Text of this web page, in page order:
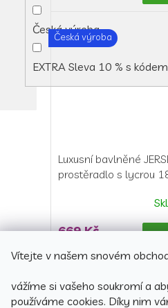
Vítejte v našem snovém
vážíme si vašeho soukromí a
používáme cookies. Díky nim
Česká výroba
EXTRA Sleva 10 % s
Česká výroba
Luxusní bavlněné
prostěradlo s lycrou
je
z
5
669 Kč
Česká výroba